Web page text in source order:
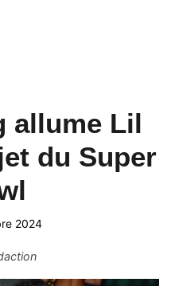
allume Lil
du Super
2024